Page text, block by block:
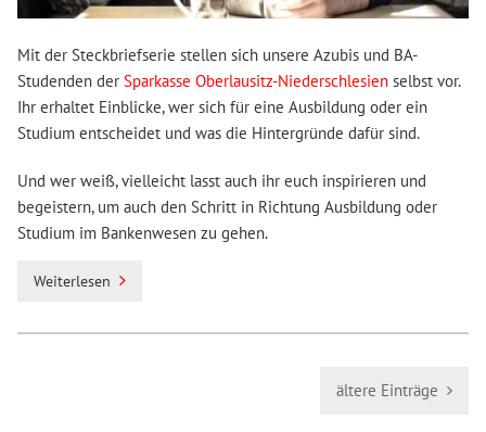
Mit der Steckbriefserie stellen sich unsere Azubis und BA-
Studenden der Sparkasse Oberlausitz-Niederschlesienselbst vor.
Ihr erhaltet Einblicke, wer sich für eine Ausbildung oder ein
Studium entscheidet und was die Hintergründe dafür sind.
Und wer weiß, vielleicht lasst auch ihr euch inspirieren und
begeistern, um auch den Schritt in Richtung Ausbildung oder
Studium im Bankenwesen zu gehen.
Weiterlesen
ältere Einträge